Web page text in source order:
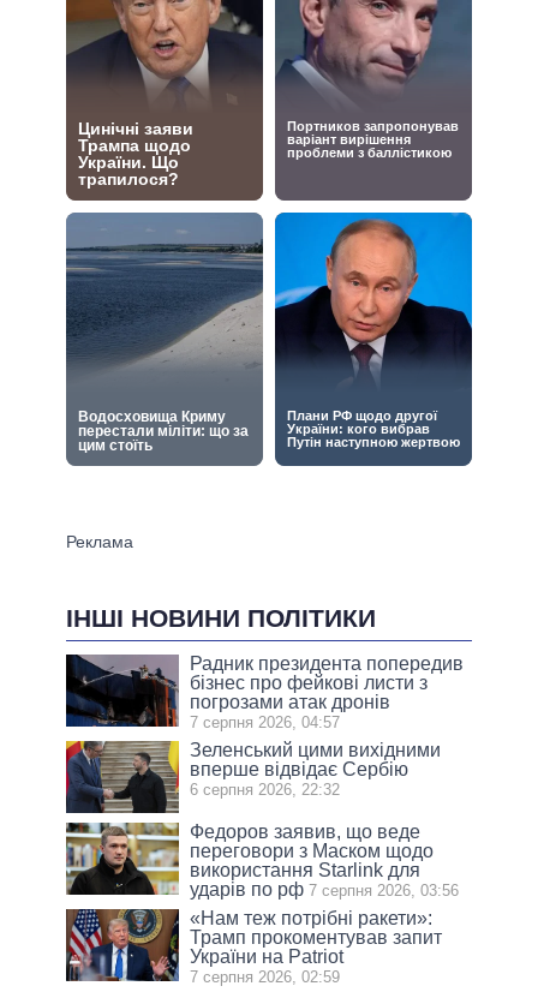
ІНШІ НОВИНИ ПОЛІТИКИ
Радник президента попередив
бізнес про фейкові листи з
погрозами атак дронів
7 серпня 2026, 04:57
Зеленський цими вихідними
вперше відвідає Сербію
6 серпня 2026, 22:32
Федоров заявив, що веде
переговори з Маском щодо
використання Starlink для
ударів по рф 7 серпня 2026, 03:56
«Нам теж потрібні ракети»:
Трамп прокоментував запит
України на Patriot
7 серпня 2026, 02:59